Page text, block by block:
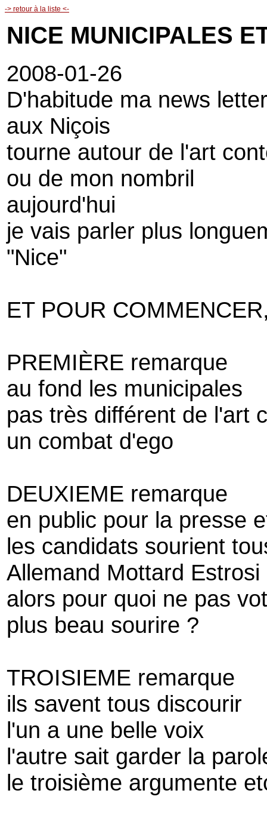
-> retour à la liste <-
NICE MUNICIPALES
2008-01-26
D'habitude ma news letter
aux Niçois
tourne autour de l'art
ou de mon nombril
aujourd'hui
je vais parler plus
"Nice"
ET POUR
PREMIÈRE remarque
au fond les municipales
pas très différent de l'art
un combat d'ego
DEUXIEME remarque
en public pour la presse
les candidats sourient
Allemand Mottard
alors pour quoi ne pas
plus beau sourire ?
TROISIEME remarque
ils savent tous discourir
l'un a une belle voix
l'autre sait garder la
le troisième argumente